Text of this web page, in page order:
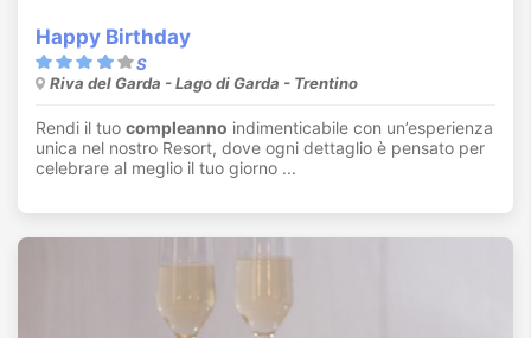
Happy Birthday
Riva del Garda - Lago di Garda - Trentino
Rendi il tuo compleanno indimenticabile con un’esperienza
unica nel nostro Resort, dove ogni dettaglio è pensato per
celebrare al meglio il tuo giorno ...